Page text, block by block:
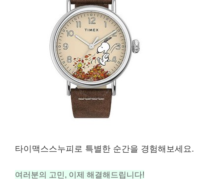
타이맥스스누피로 특별한 순간을 경험해보세요.
여러분의 고민, 이제 해결해드립니다!